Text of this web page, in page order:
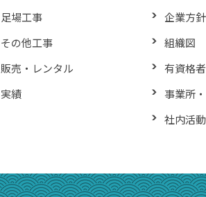
足場工事
その他工事
販売・レンタル
実績
企業方針
組織図
有資格者
事業所
社内活動